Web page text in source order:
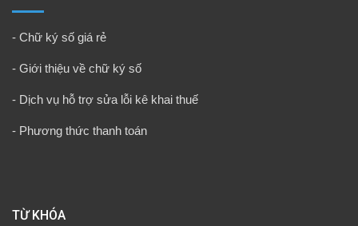
- Chữ ký số giá rẻ
- Giới thiệu về chữ ký số
- Dịch vụ hỗ trợ sửa lỗi kê khai thuế
- Phương thức thanh toán
TỪ KHÓA